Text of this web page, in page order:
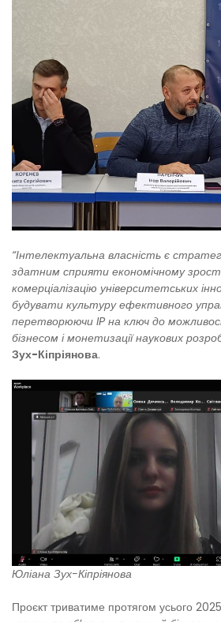
“Інтелектуальна власність є
здатним сприяти економічному
комерціалізацію університетських
будувати культуру ефективного
перетворюючи IP на ключ до
бізнесом і монетизації наукових
Зух-Кіпріянова.
Юліана Зух-Кіпріянова
Проєкт триватиме протягом усього